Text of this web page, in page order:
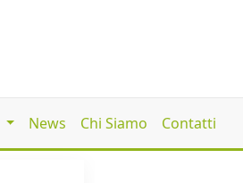
News Chi Siamo Contatti